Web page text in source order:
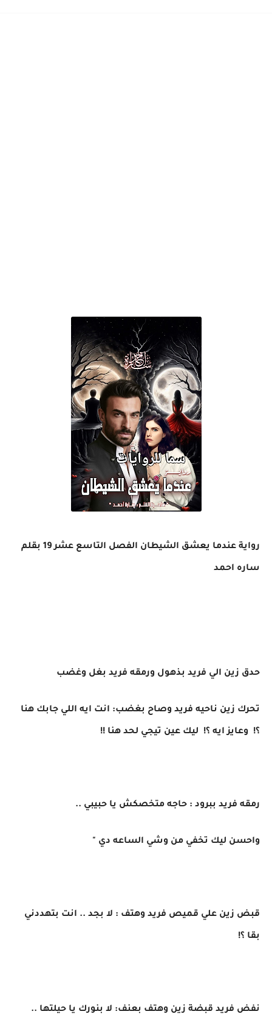
رواية عندما يعشق الشيطان الفصل التاسع عشر 19 بقلم
ساره احمد
حدق زين الي فريد بذهول ورمقه فريد بغل وغضب
تحرك زين ناحيه فريد وصاح بغضب: انت ايه اللي جابك هنا
؟! وعايز ايه ؟! ليك عين تيجي لحد هنا !!
رمقه فريد ببرود : حاجه متخصكش يا حبيبي ..
واحسن ليك تخفي من وشي الساعه دي "
قبض زين علي قميص فريد وهتف : لا بجد .. انت بتهددني
بقا ؟!
نفض فريد قبضة زين وهتف بعنف: لا بنورك يا حيلتها ..